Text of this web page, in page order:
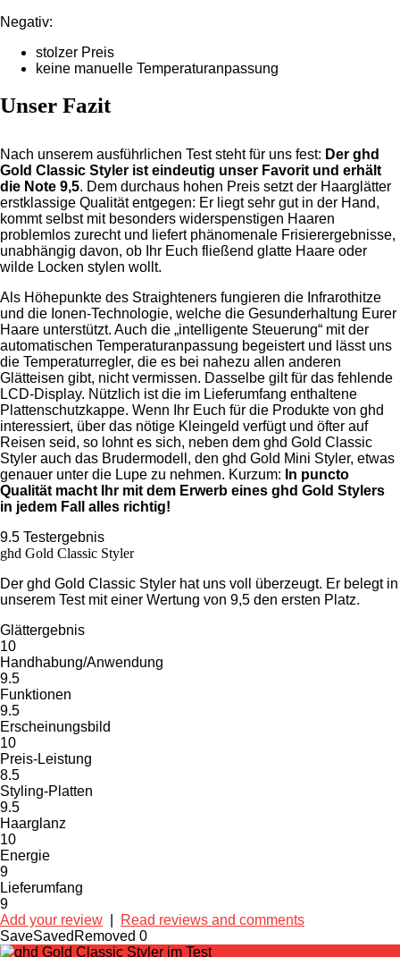
Negativ:
stolzer Preis
keine manuelle Temperaturanpassung
Unser Fazit
Nach unserem ausführlichen Test steht für uns fest: Der ghd
Gold Classic Styler ist eindeutig unser Favorit und erhält
die Note 9,5. Dem durchaus hohen Preis setzt der Haarglätter
erstklassige Qualität entgegen: Er liegt sehr gut in der Hand,
kommt selbst mit besonders widerspenstigen Haaren
problemlos zurecht und liefert phänomenale Frisierergebnisse,
unabhängig davon, ob Ihr Euch fließend glatte Haare oder
wilde Locken stylen wollt.
Als Höhepunkte des Straighteners fungieren die Infrarothitze
und die Ionen-Technologie, welche die Gesunderhaltung Eurer
Haare unterstützt. Auch die „intelligente Steuerung“ mit der
automatischen Temperaturanpassung begeistert und lässt uns
die Temperaturregler, die es bei nahezu allen anderen
Glätteisen gibt, nicht vermissen. Dasselbe gilt für das fehlende
LCD-Display. Nützlich ist die im Lieferumfang enthaltene
Plattenschutzkappe. Wenn Ihr Euch für die Produkte von ghd
interessiert, über das nötige Kleingeld verfügt und öfter auf
Reisen seid, so lohnt es sich, neben dem ghd Gold Classic
Styler auch das Brudermodell, den ghd Gold Mini Styler, etwas
genauer unter die Lupe zu nehmen. Kurzum: In puncto
Qualität macht Ihr mit dem Erwerb eines ghd Gold Stylers
in jedem Fall alles richtig!
9.5 Testergebnis
ghd Gold Classic Styler
Der ghd Gold Classic Styler hat uns voll überzeugt. Er belegt in
unserem Test mit einer Wertung von 9,5 den ersten Platz.
Glättergebnis
10
Handhabung/Anwendung
9.5
Funktionen
9.5
Erscheinungsbild
10
Preis-Leistung
8.5
Styling-Platten
9.5
Haarglanz
10
Energie
9
Lieferumfang
9
Add your review
Read reviews and comments
SaveSaved Removed 0